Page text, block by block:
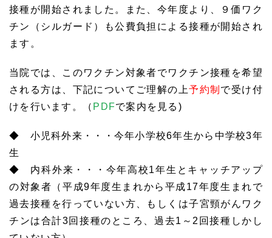
接種が開始されました。また、今年度より、９価ワク
チン（シルガード）も公費負担による接種が開始され
ます。
当院では、このワクチン対象者でワクチン接種を希望
される方は、下記についてご理解の上予約制 で受け付
けを行います。（ PDFで案内を見る)
◆ 小児科外来・・・今年小学校6年生から中学校3年
生
◆ 内科外来・・・今年高校1年生とキャッチアップ
の対象者（平成9年度生まれから平成17年度生まれで
過去接種を行っていない方、もしくは子宮頸がんワク
チンは合計3回接種のところ、過去1～2回接種しかし